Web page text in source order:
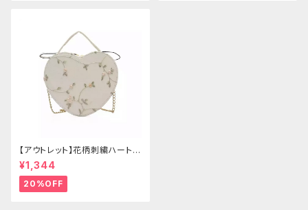
【アウトレット】花柄刺繍ハートバ
ッグ
¥1,344
20%OFF